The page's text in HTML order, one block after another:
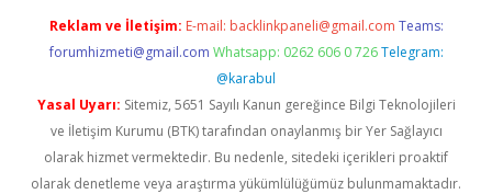
Reklam ve İletişim: E-mail: backlinkpaneli@gmail.com Teams:
forumhizmeti@gmail.com Whatsapp: 0262 606 0 726 Telegram:
@karabul
Yasal Uyarı: Sitemiz, 5651 Sayılı Kanun gereğince Bilgi Teknolojileri
ve İletişim Kurumu (BTK) tarafından onaylanmış bir Yer Sağlayıcı
olarak hizmet vermektedir. Bu nedenle, sitedeki içerikleri proaktif
olarak denetleme veya araştırma yükümlülüğümüz bulunmamaktadır.